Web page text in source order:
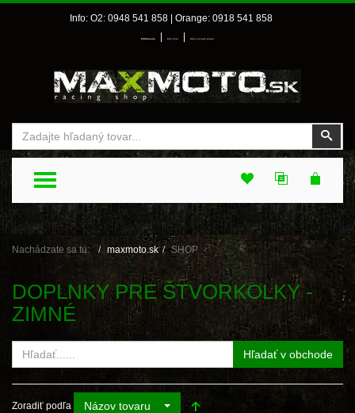
Info: O2: 0948 541 858 | Orange: 0918 541 858
Prihlásenie Môj účet Môj zoznam prianí
TOGGLE MENU
Nachádzate sa tu: maxmoto.sk SHOP
DOPLNKY PRE ŠTVORKOLKY -
ZIMNÉ
Hľadať v obchode
Zoradiť podľa Názov tovaru